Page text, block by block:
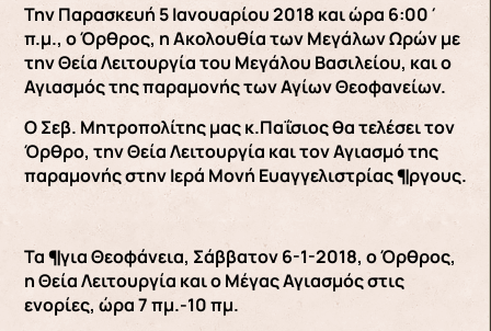
Την Παρασκευή 5 Ιανουαρίου 2018 και ώρα 6:00΄
π.μ., ο Όρθρος, η Ακολουθία των Μεγάλων Ωρών με
την Θεία Λειτουργία του Μεγάλου Βασιλείου, και ο
Αγιασμός της παραμονής των Αγίων Θεοφανείων.
Ο Σεβ. Μητροπολίτης μας κ.Παΐσιος θα τελέσει τον
Όρθρο, την Θεία Λειτουργία και τον Αγιασμό της
παραμονής στην Ιερά Μονή Ευαγγελιστρίας ¶ργους.
Τα ¶για Θεοφάνεια, Σάββατον 6-1-2018, ο Όρθρος,
η Θεία Λειτουργία και ο Μέγας Αγιασμός στις
ενορίες, ώρα 7 πμ.-10 πμ.